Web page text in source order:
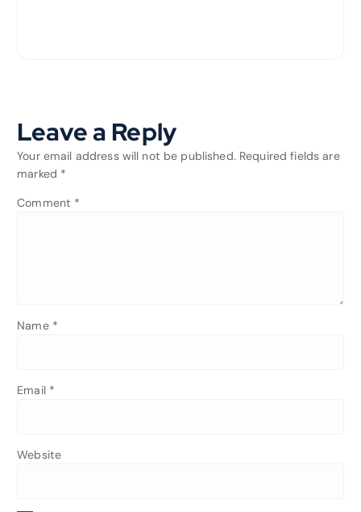
Leave a Reply
Your email address will not be published. Required fields are
marked *
Comment *
Name *
Email *
Website